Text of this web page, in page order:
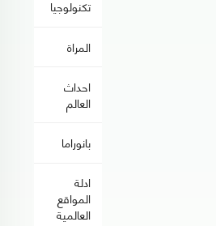
تكنولوجيا
المراة
احداث
العالم
بانوراما
ادلة
المواقع
العالمية